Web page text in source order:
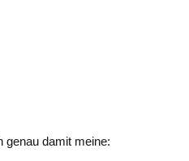
genau damit meine: